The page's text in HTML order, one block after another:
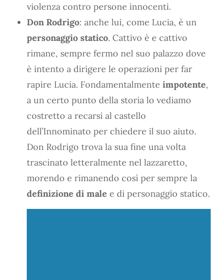
violenza contro persone innocenti.
Don Rodrigo: anche lui, come Lucia, è un
personaggio statico. Cattivo è e cattivo
rimane, sempre fermo nel suo palazzo dove
è intento a dirigere le operazioni per far
rapire Lucia. Fondamentalmente impotente,
a un certo punto della storia lo vediamo
costretto a recarsi al castello
dell’Innominato per chiedere il suo aiuto.
Don Rodrigo trova la sua fine una volta
trascinato letteralmente nel lazzaretto,
morendo e rimanendo così per sempre la
definizione di male e di personaggio statico.